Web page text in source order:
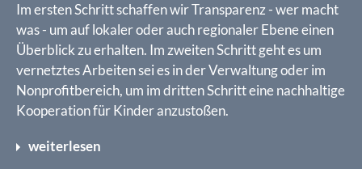
Im ersten Schritt schaffen wir Transparenz - wer macht
was - um auf lokaler oder auch regionaler Ebene einen
Überblick zu erhalten. Im zweiten Schritt geht es um
vernetztes Arbeiten sei es in der Verwaltung oder im
Nonprofitbereich, um im dritten Schritt eine nachhaltige
Kooperation für Kinder anzustoßen.
weiterlesen